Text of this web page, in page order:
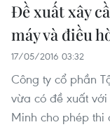
Đề xuất xây
máy và điều
17/05/2016 03:32
Công ty cổ phần
vừa có đề xuất
Minh cho phép